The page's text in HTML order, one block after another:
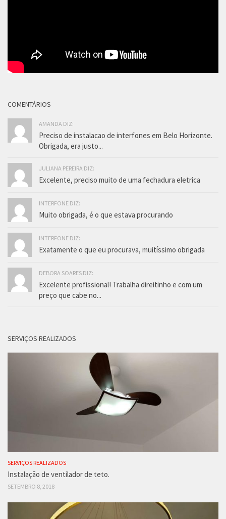
COMENTÁRIOS
AMANDA DIZ:
Preciso de instalacao de interfones em Belo Horizonte.
Obrigada, era justo...
JULIANA PEREIRA DIZ:
Excelente, preciso muito de uma fechadura eletrica
INTERFONE DIZ:
Muito obrigada, é o que estava procurando
INTERFONE DIZ:
Exatamente o que eu procurava, muitíssimo obrigada
DEBORA SOARES DIZ:
Excelente profissional! Trabalha direitinho e com um
preço que cabe no...
SERVIÇOS REALIZADOS
SERVIÇOS REALIZADOS
Instalação de ventilador de teto.
SETEMBRO 8, 2018